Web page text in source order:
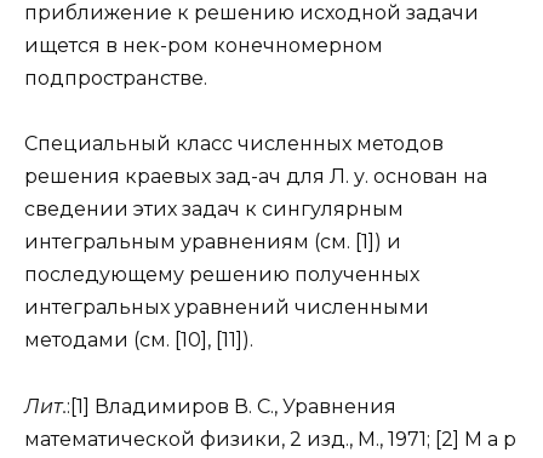
приближение к решению исходной задачи
ищется в нек-ром конечномерном
подпространстве.
Специальный класс численных методов
решения краевых зад-ач для Л. у. основан на
сведении этих задач к сингулярным
интегральным уравнениям (см. [1]) и
последующему решению полученных
интегральных уравнений численными
методами (см. [10], [11]).
Лит.:[1] Владимиров В. С., Уравнения
математической физики, 2 изд., М., 1971; [2] М а р